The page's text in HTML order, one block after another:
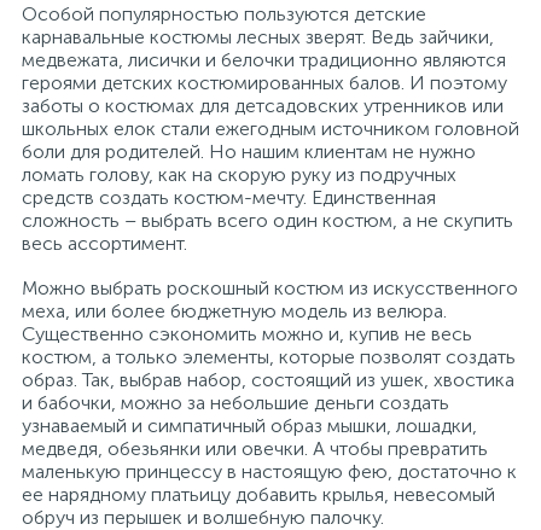
Особой популярностью пользуются детские
карнавальные костюмы лесных зверят. Ведь зайчики,
медвежата, лисички и белочки традиционно являются
героями детских костюмированных балов. И поэтому
заботы о костюмах для детсадовских утренников или
школьных елок стали ежегодным источником головной
боли для родителей. Но нашим клиентам не нужно
ломать голову, как на скорую руку из подручных
средств создать костюм-мечту. Единственная
сложность – выбрать всего один костюм, а не скупить
весь ассортимент.
Можно выбрать роскошный костюм из искусственного
меха, или более бюджетную модель из велюра.
Существенно сэкономить можно и, купив не весь
костюм, а только элементы, которые позволят создать
образ. Так, выбрав набор, состоящий из ушек, хвостика
и бабочки, можно за небольшие деньги создать
узнаваемый и симпатичный образ мышки, лошадки,
медведя, обезьянки или овечки. А чтобы превратить
маленькую принцессу в настоящую фею, достаточно к
ее нарядному платьицу добавить крылья, невесомый
обруч из перышек и волшебную палочку.